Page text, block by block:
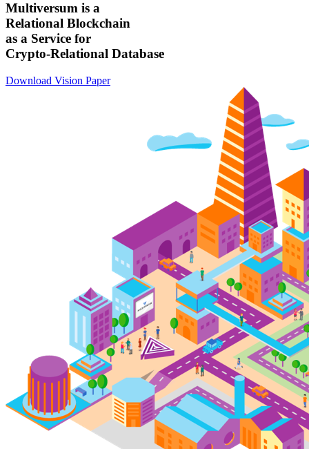
Multiversum is a
Relational Blockchain
as a Service for
Crypto-Relational Database
Download Vision Paper